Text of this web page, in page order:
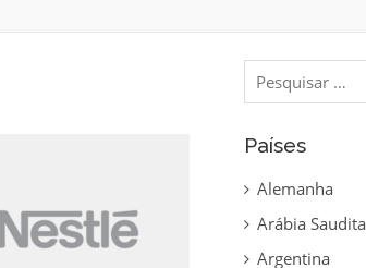
Pesquisar
por:
Países
Alemanha
Arábia Saudita
Argentina